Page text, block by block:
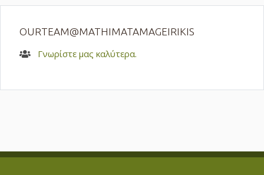
OURTEAM@MATHIMATAMAGEIRIKIS
Γνωρίστε μας καλύτερα.